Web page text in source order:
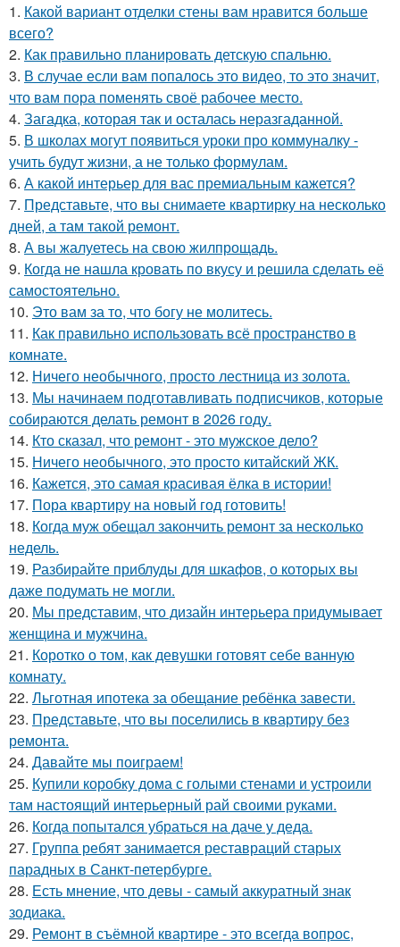
1. Какой вариант отделки стены вам нравится больше
всего?
2. Как правильно планировать детскую спальню.
3. В случае если вам попалось это видео, то это значит,
что вам пора поменять своё рабочее место.
4. Загадка, которая так и осталась неразгаданной.
5. В школах могут появиться уроки про коммуналку -
учить будут жизни, а не только формулам.
6. А какой интерьер для вас премиальным кажется?
7. Представьте, что вы снимаете квартирку на несколько
дней, а там такой ремонт.
8. А вы жалуетесь на свою жилпрощадь.
9. Когда не нашла кровать по вкусу и решила сделать её
самостоятельно.
10. Это вам за то, что богу не молитесь.
11. Как правильно использовать всё пространство в
комнате.
12. Ничего необычного, просто лестница из золота.
13. Мы начинаем подготавливать подписчиков, которые
собираются делать ремонт в 2026 году.
14. Кто сказал, что ремонт - это мужское дело?
15. Ничего необычного, это просто китайский ЖК.
16. Кажется, это самая красивая ёлка в истории!
17. Пора квартиру на новый год готовить!
18. Когда муж обещал закончить ремонт за несколько
недель.
19. Разбирайте приблуды для шкафов, о которых вы
даже подумать не могли.
20. Мы представим, что дизайн интерьера придумывает
женщина и мужчина.
21. Коротко о том, как девушки готовят себе ванную
комнату.
22. Льготная ипотека за обещание ребёнка завести.
23. Представьте, что вы поселились в квартиру без
ремонта.
24. Давайте мы поиграем!
25. Купили коробку дома с голыми стенами и устроили
там настоящий интерьерный рай своими руками.
26. Когда попытался убраться на даче у деда.
27. Группа ребят занимается реставраций старых
парадных в Санкт-петербурге.
28. Есть мнение, что девы - самый аккуратный знак
зодиака.
29. Ремонт в съёмной квартире - это всегда вопрос,